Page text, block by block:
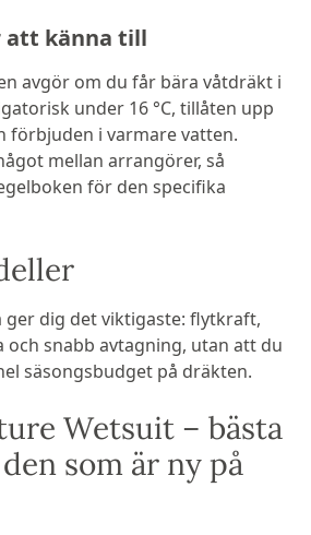
att känna till
avgör om du får bära våtdräkt i
under 16 °C, tillåten upp
förbjuden i varmare vatten.
mellan arrangörer, så
för den specifika
dig det viktigaste: flytkraft,
och snabb avtagning, utan att du
säsongsbudget på dräkten.
Wetsuit – bästa
som är ny på